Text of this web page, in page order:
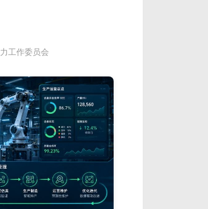
工作委员会